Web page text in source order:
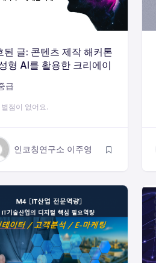
된 글: 콘텐츠 제작 해커톤
형 AI를 활용한 크리에이
급
점이 없어요.
인코칭연구소 이주영